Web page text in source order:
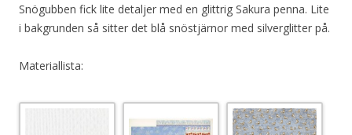
Snögubben fick lite detaljer med en glittrig Sakura penna. Lite
i bakgrunden så sitter det blå snöstjärnor med silverglitter på.
Materiallista: